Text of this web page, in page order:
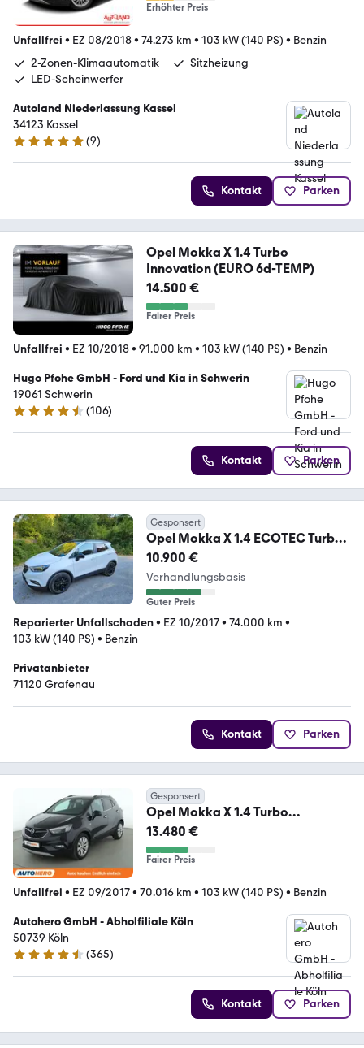
Erhöhter Preis
Unfallfrei • EZ 08/2018• 74.273 km • 103 kW (140 PS) • Benzin
2-Zonen-Klimaautomatik
Sitzheizung
LED-Scheinwerfer
Autoland Niederlassung Kassel
34123 Kassel
5 Sterne
(9)
Kontakt Parken
Opel Mokka X 1.4 Turbo
Innovation (EURO 6d-TEMP)
14.500 €
Fairer Preis
Unfallfrei • EZ 10/2018• 91.000 km • 103 kW (140 PS) • Benzin
Hugo Pfohe GmbH - Ford und Kia in Schwerin
19061 Schwerin
4.6 Sterne
(106)
Kontakt Parken
Gesponsert
Opel Mokka X 1.4 ECOTEC Turbo
Color INNOVATION S/...
10.900 €
Verhandlungsbasis
Guter Preis
Reparierter Unfallschaden• EZ 10/2017• 74.000 km •
103 kW (140 PS) • Benzin
Privatanbieter
71120 Grafenau
Kontakt Parken
Gesponsert
Opel Mokka X 1.4 Turbo
Innovation Aut.*LED*NAVI*TEMPO
13.480 €
Fairer Preis
Unfallfrei • EZ 09/2017• 70.016 km • 103 kW (140 PS) • Benzin
Autohero GmbH - Abholfiliale Köln
50739 Köln
4.6 Sterne
(365)
Kontakt Parken